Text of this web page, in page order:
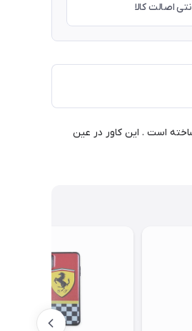
اصالت کالا
است . این کاور در عین